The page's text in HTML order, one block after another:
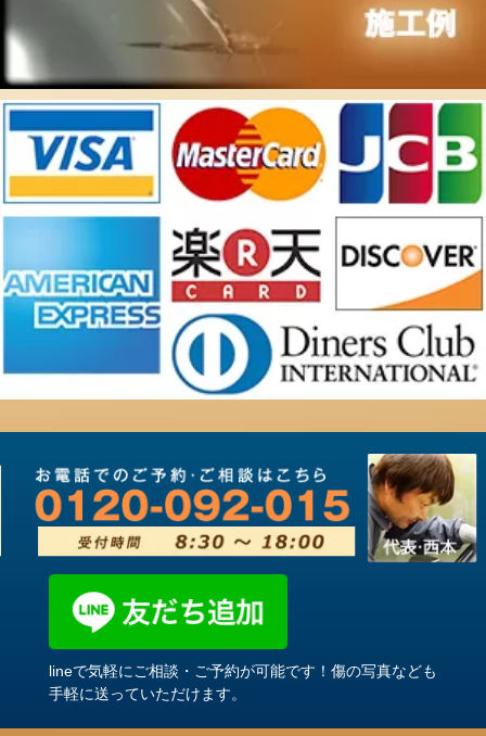
lineで気軽にご相談・ご予約が可能です！傷の写真なども
手軽に送っていただけます。